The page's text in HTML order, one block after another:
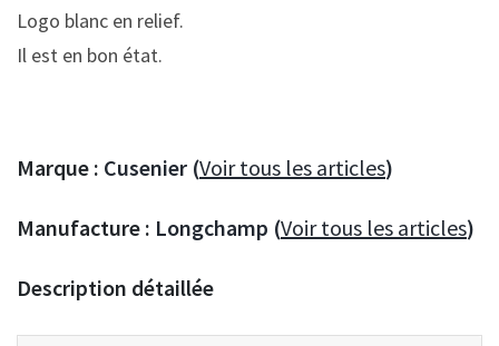
Logo blanc en relief.
Il est en bon état.
Marque : Cusenier (Voir tous les articles)
Manufacture : Longchamp (Voir tous les articles)
Description détaillée